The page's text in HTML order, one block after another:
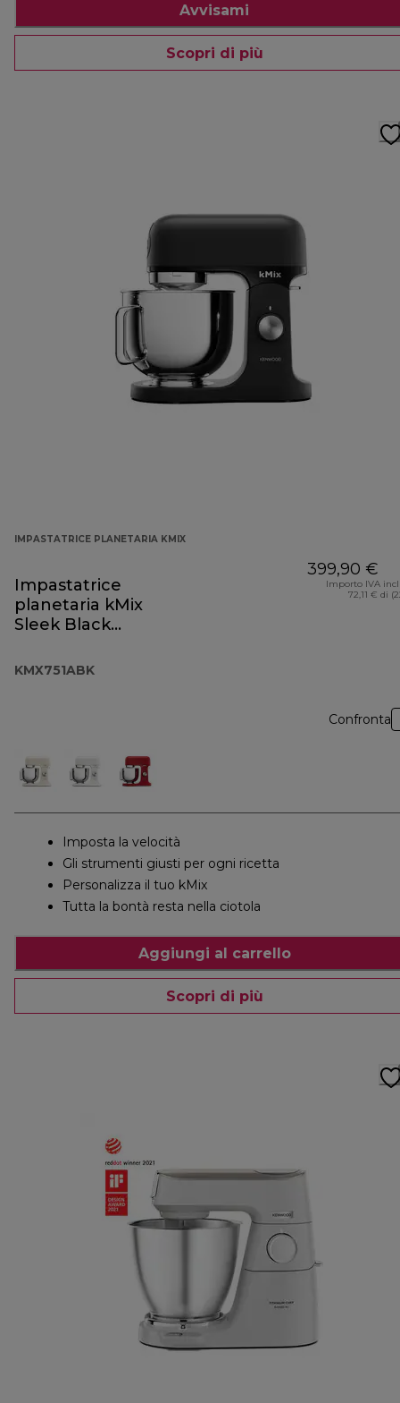
Avvisami
Scopri di più
IMPASTATRICE PLANETARIA KMIX
Impastatrice
planetaria kMix
Sleek Black
KMX751ABK
399,90 €
Importo IVA
72,11 € di
Confronta
Imposta la velocità
Gli strumenti giusti per ogni ricetta
Personalizza il tuo kMix
Tutta la bontà resta nella ciotola
Aggiungi al carrello
Scopri di più